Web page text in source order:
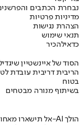
נבחרת הכתבים
מדיניות פרטיות
הצהרת נגישות
תנאי שימוש
כדאילהכיר
הסוד של איינשטיין
הריבית דריבית עובדת
בטוח
בשיתוף מנורה מבטחים
אל תישארו מאחור – בואו לגלות לאן ה-AI הולך